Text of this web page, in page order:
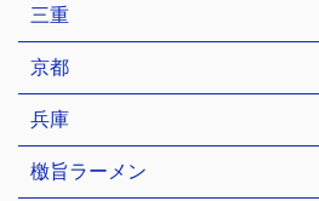
三重
京都
兵庫
檄旨ラーメン